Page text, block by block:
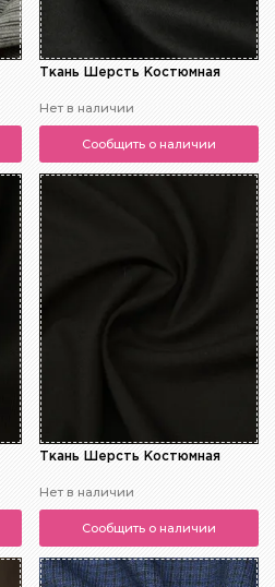
Ткань Шерсть Костюмная
Нет в наличии
Сообщить о наличии
Ткань Шерсть Костюмная
Нет в наличии
Сообщить о наличии